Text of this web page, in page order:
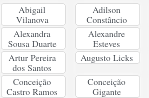
Abigail
Vilanova
Adilson
Constâncio
Alexandra
Sousa Duarte
Alexandre
Esteves
Artur Pereira
dos Santos
Augusto Licks
Conceição
Castro Ramos
Conceição
Gigante